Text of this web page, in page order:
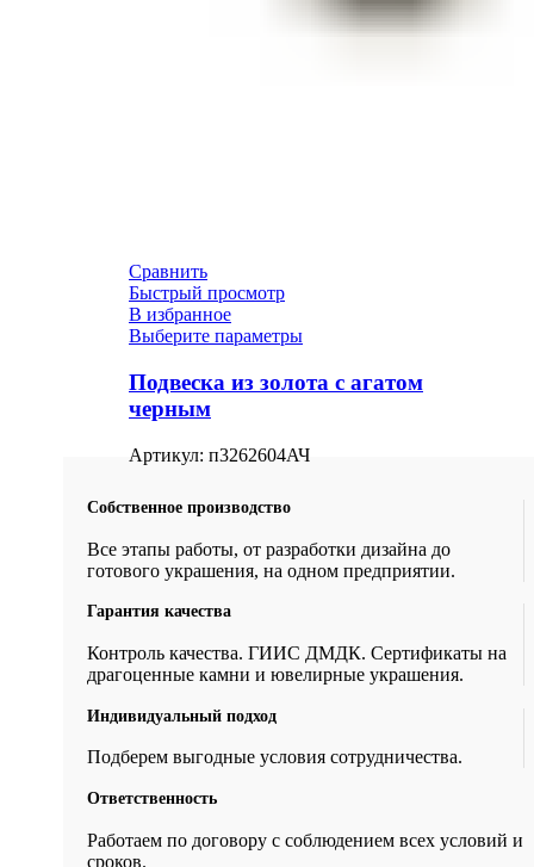
Сравнить
Быстрый просмотр
В избранное
Выберите параметры
Подвеска из золота с агатом
черным
Артикул: п3262604АЧ
Собственное производство
Все этапы работы, от разработки дизайна до
готового украшения, на одном предприятии.
Гарантия качества
Контроль качества. ГИИС ДМДК. Сертификаты на
драгоценные камни и ювелирные украшения.
Индивидуальный подход
Подберем выгодные условия сотрудничества.
Ответственность
Работаем по договору с соблюдением всех условий и
сроков.